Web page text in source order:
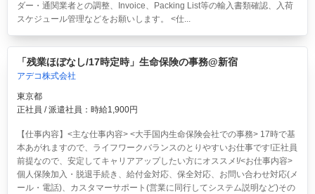
ダー・通関業者との調整、Invoice、Packing List等の輸入書類確認、入荷
スケジュール管理などをお願いします。 <仕...
「残業ほぼなし/17時定時」生命保険の事務@新宿
アデコ株式会社
東京都
正社員 / 派遣社員：時給1,900円
【仕事内容】<主な仕事内容> <大手国内生命保険会社での事務> 17時で基
本あがれますので、ライフワークバランスのとりやすいお仕事です!正社員
前提なので、安定してキャリアアップしたい方にオススメ!/<お仕事内容>
個人保険加入・脱退手続き、給付金対応、保全対応、お問い合わせ対応(メ
ール・電話)、カスタマーサポート(営業に同行してシステム説明など)その